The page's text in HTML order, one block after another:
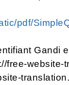
pdf/
Gandi
free-website-